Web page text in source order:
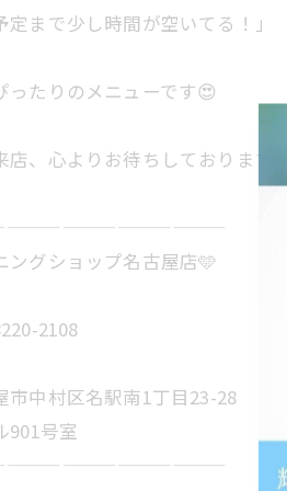
定まで少し時間が空いてる！」
ったりのメニューです😍
店、心よりお待ちしております
ングショップ名古屋店🩵
2108
市中村区名駅南1丁目23-28
901号室